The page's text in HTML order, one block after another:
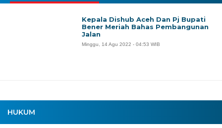
HUKUM
Kepala Dishub Aceh Dan Pj Bupati
Bener Meriah Bahas Pembangunan
Jalan
Minggu, 14 Agu 2022 - 04:53 WIB